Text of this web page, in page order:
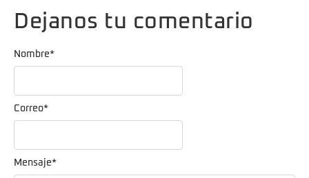
Dejanos tu comentario
Mensaje*
Nombre*
Correo*